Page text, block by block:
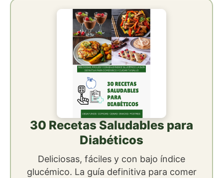
30 Recetas Saludables para
Diabéticos
Deliciosas, fáciles y con bajo índice
glucémico. La guía definitiva para comer